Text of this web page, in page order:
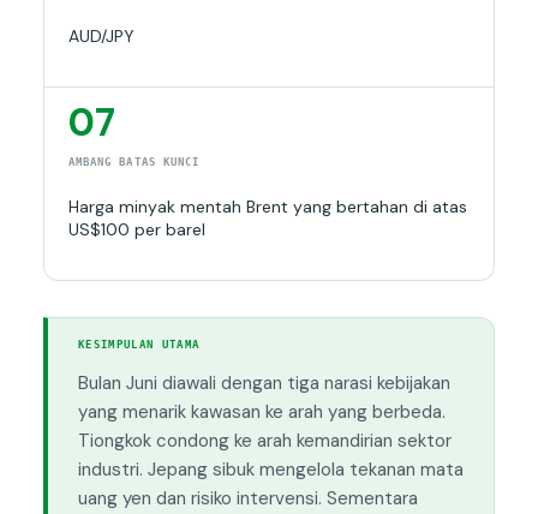
AUD/JPY
07
AMBANG BATAS KUNCI
Harga minyak mentah Brent yang bertahan di atas
US$100 per barel
KESIMPULAN UTAMA
Bulan Juni diawali dengan tiga narasi kebijakan
yang menarik kawasan ke arah yang berbeda.
Tiongkok condong ke arah kemandirian sektor
industri. Jepang sibuk mengelola tekanan mata
uang yen dan risiko intervensi. Sementara